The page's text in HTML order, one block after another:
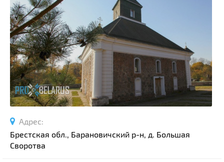
Военная история
Гражданская архитектура
Спортивные сооружения
Производства
Ратуши
Родовые усадьбы
Садово-парковая архитектура
Озера и водоемы
Памятники
Адрес:
Брестская обл., Барановичский р-н, д. Большая
Своротва